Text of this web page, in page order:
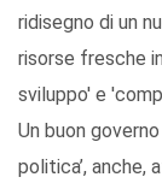
ridisegno di un
risorse fresche
sviluppo' e
Un buon
politica’, anche,